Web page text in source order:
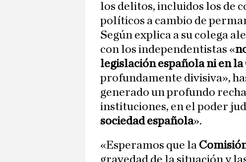
los delitos, incluidos los de
políticos a cambio de
Según explica a su colega
con los independentistas «
legislación española ni en
profundamente divisiva»,
generado un profundo
instituciones, en el poder
sociedad española».
«Esperamos que la